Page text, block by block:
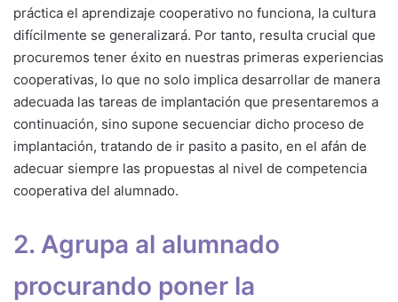
práctica el aprendizaje cooperativo no funciona, la cultura
difícilmente se generalizará. Por tanto, resulta crucial que
procuremos tener éxito en nuestras primeras experiencias
cooperativas, lo que no solo implica desarrollar de manera
adecuada las tareas de implantación que presentaremos a
continuación, sino supone secuenciar dicho proceso de
implantación, tratando de ir pasito a pasito, en el afán de
adecuar siempre las propuestas al nivel de competencia
cooperativa del alumnado.
2. Agrupa al alumnado
procurando poner la